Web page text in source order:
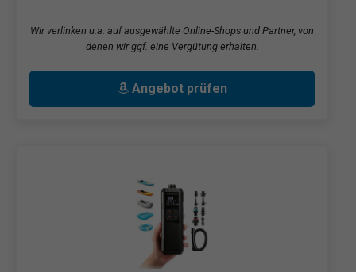
Wir verlinken u.a. auf ausgewählte Online-Shops und Partner, von
denen wir ggf. eine Vergütung erhalten.
Angebot prüfen